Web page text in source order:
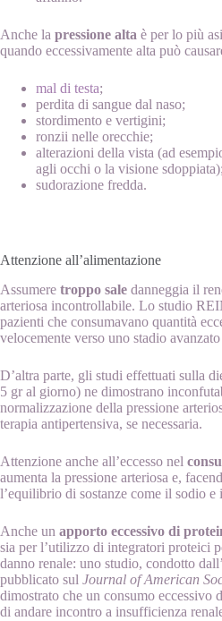
Anche la pressione alta è per lo più
quando eccessivamente alta può
mal di testa;
perdita di sangue dal naso;
stordimento e vertigini;
ronzii nelle orecchie;
alterazioni della vista (ad
agli occhi o la visione sdoppiata);
sudorazione fredda.
Attenzione all’alimentazione
Assumere troppo sale danneggia il
arteriosa incontrollabile. Lo studio
pazienti che consumavano quantità
velocemente verso uno stadio
D’altra parte, gli studi effettuati sulla
5 gr al giorno) ne dimostrano
normalizzazione della pressione
terapia antipertensiva, se necessaria.
Attenzione anche all’eccesso nel
aumenta la pressione arteriosa e,
l’equilibrio di sostanze come il sodio
Anche un apporto eccessivo di
sia per l’utilizzo di integratori proteici
danno renale: uno studio, condotto
pubblicato sul Journal of American
dimostrato che un consumo eccessivo
di andare incontro a insufficienza